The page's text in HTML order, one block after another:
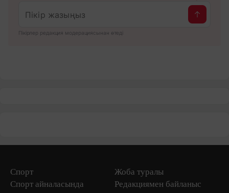
Пікірлер редакция модерациясынан өтеді
Спорт
Спорт айналасында
Жоба туралы
Редакциямен байланыс